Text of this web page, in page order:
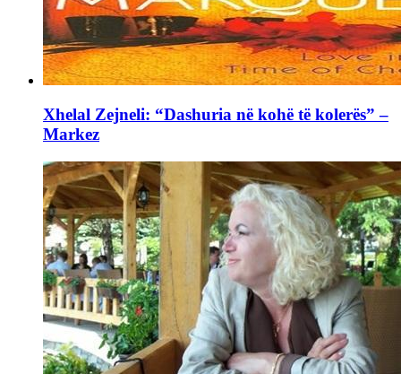
Xhelal Zejneli: “Dashuria në kohë të kolerës” –
Markez